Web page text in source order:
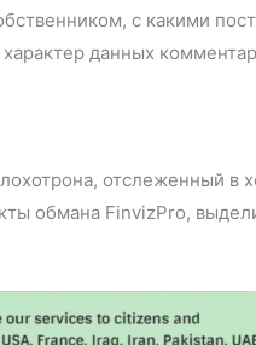
с какими
данных
отслеженный в
обмана FinvizPro,